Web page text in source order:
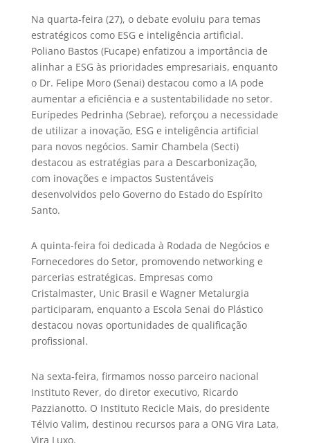
Na quarta-feira (27), o debate evoluiu para temas
estratégicos como ESG e inteligência artificial.
Poliano Bastos (Fucape) enfatizou a importância de
alinhar a ESG às prioridades empresariais, enquanto
o Dr. Felipe Moro (Senai) destacou como a IA pode
aumentar a eficiência e a sustentabilidade no setor.
Eurípedes Pedrinha (Sebrae), reforçou a necessidade
de utilizar a inovação, ESG e inteligência artificial
para novos negócios. Samir Chambela (Secti)
destacou as estratégias para a Descarbonização,
com inovações e impactos Sustentáveis
desenvolvidos pelo Governo do Estado do Espírito
Santo.
A quinta-feira foi dedicada à Rodada de Negócios e
Fornecedores do Setor, promovendo networking e
parcerias estratégicas. Empresas como
Cristalmaster, Unic Brasil e Wagner Metalurgia
participaram, enquanto a Escola Senai do Plástico
destacou novas oportunidades de qualificação
profissional.
Na sexta-feira, firmamos nosso parceiro nacional
Instituto Rever, do diretor executivo, Ricardo
Pazzianotto. O Instituto Recicle Mais, do presidente
Télvio Valim, destinou recursos para a ONG Vira Lata,
Vira Luxo.